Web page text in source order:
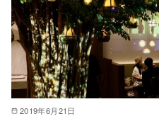
2019年6月21日